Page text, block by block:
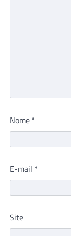
Nome *
E-mail *
Site